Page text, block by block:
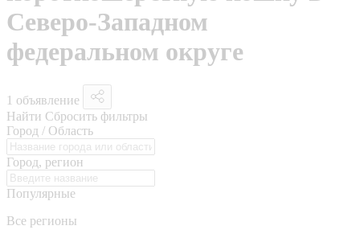
Северо-Западном
федеральном округе
1 объявление
Найти Сбросить фильтры
Город / Область
Город, регион
Популярные
Все регионы